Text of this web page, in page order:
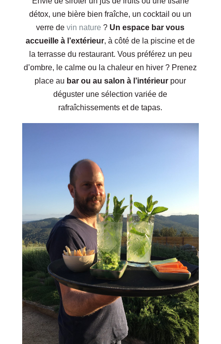
détox, une bière bien fraîche, un cocktail ou un
verre devin nature ? Un espace bar vous
accueille à l’extérieur, à côté de la piscine et de
la terrasse du restaurant. Vous préférez un peu
d’ombre, le calme ou la chaleur en hiver ? Prenez
place au bar ou au salon à l’intérieur pour
déguster une sélection variée de
rafraîchissements et de tapas.